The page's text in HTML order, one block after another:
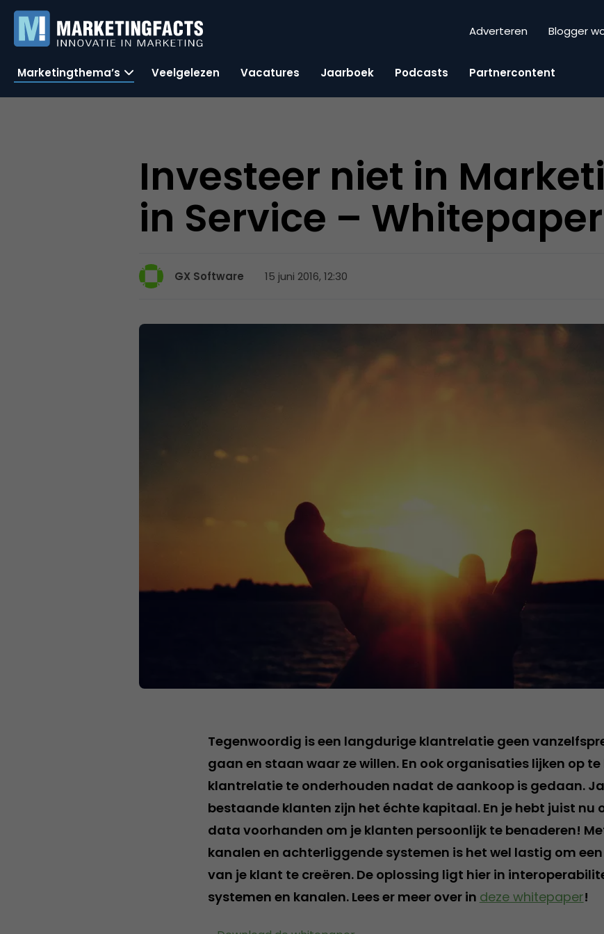
Adverteren Blogger
Marketingthema’s Veelgelezen Vacatures Jaarboek Podcasts Partnercontent
Investeer niet in
in Service –
GX Software 15 juni 2016, 12:30
Tegenwoordig is een langdurige klantrelatie geen
gaan en staan waar ze willen. En ook organisaties lijken op
klantrelatie te onderhouden nadat de aankoop is gedaan.
bestaande klanten zijn het échte kapitaal. En je hebt juist nu
data voorhanden om je klanten persoonlijk te benaderen!
kanalen en achterliggende systemen is het wel lastig om
van je klant te creëren. De oplossing ligt hier in
systemen en kanalen. Lees er meer over in deze whitepaper!